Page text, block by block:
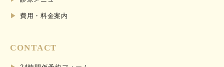
費用・料金案内
CONTACT